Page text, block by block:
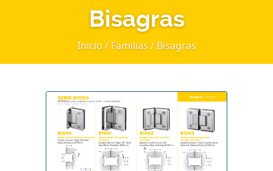
Bisagras
Inicio / Familias / Bisagras